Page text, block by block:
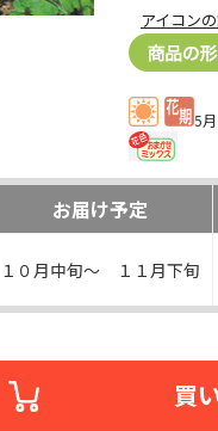
アイコン
5月
お届け予定
１０月中旬～ １１月下旬
買